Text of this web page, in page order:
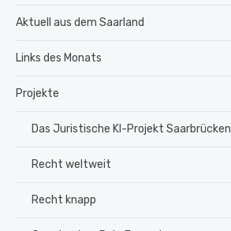
Aktuell aus dem Saarland
Links des Monats
Projekte
Das Juristische KI-Projekt Saarbrücken
Recht weltweit
Recht knapp